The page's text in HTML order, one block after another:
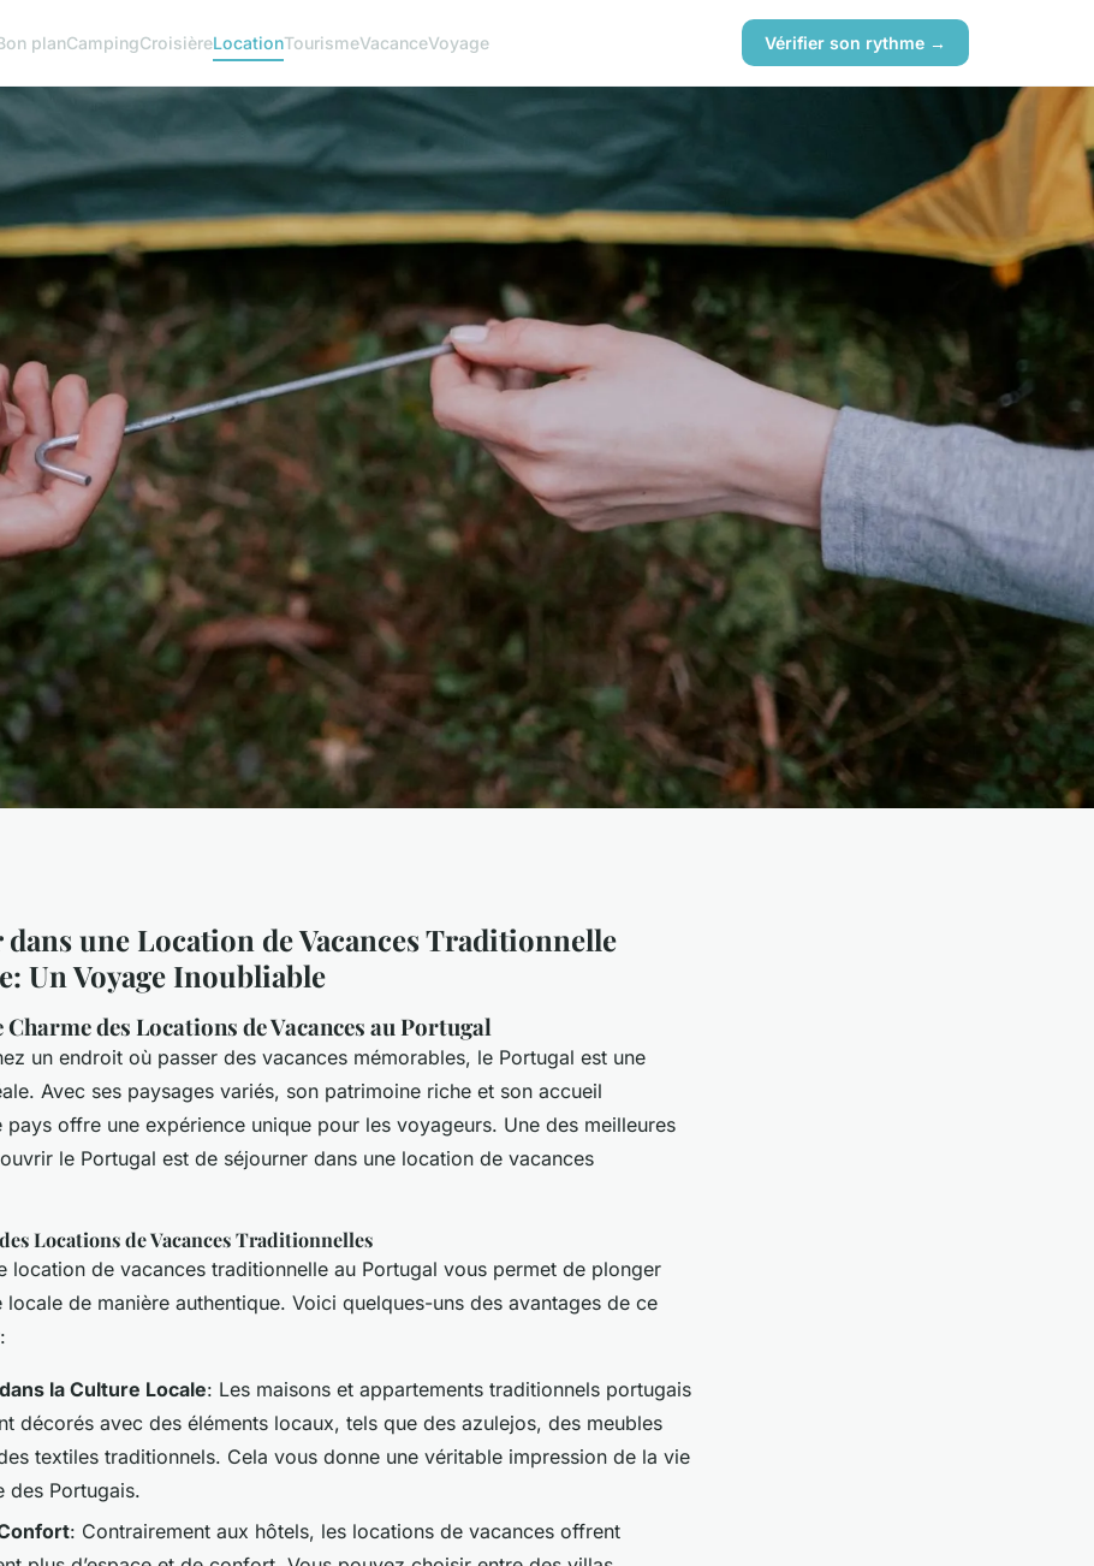
planCampingCroisièreLocationTourismeVacanceVoyage Vérifier son rythme →
location de
portugaise
une Location de Vacances Traditionnelle
Un Voyage Inoubliable
des Locations de Vacances au Portugal
un endroit où passer des vacances mémorables, le Portugal est une
Avec ses paysages variés, son patrimoine riche et son accueil
pays offre une expérience unique pour les voyageurs. Une des meilleures
le Portugal est de séjourner dans une location de vacances
Locations de Vacances Traditionnelles
location de vacances traditionnelle au Portugal vous permet de plonger
locale de manière authentique. Voici quelques-uns des avantages de ce
la Culture Locale: Les maisons et appartements traditionnels portugais
décorés avec des éléments locaux, tels que des azulejos, des meubles
textiles traditionnels. Cela vous donne une véritable impression de la vie
des Portugais.
: Contrairement aux hôtels, les locations de vacances offrent